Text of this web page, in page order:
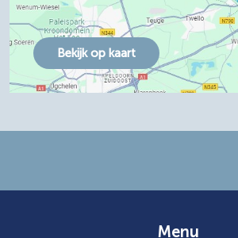
Bekijk op kaart
Menu